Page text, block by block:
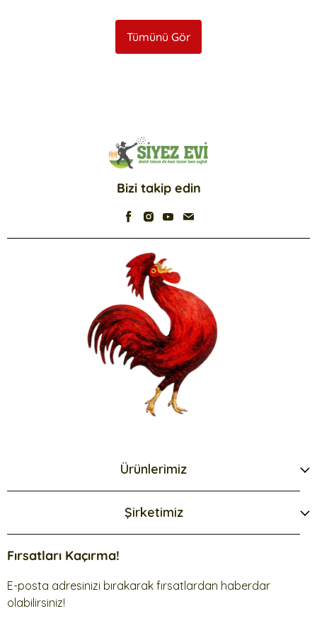
Tümünü Gör
Bizi takip edin
Ürünlerimiz
Şirketimiz
Fırsatları Kaçırma!
E-posta adresinizi bırakarak fırsatlardan haberdar
olabilirsiniz!